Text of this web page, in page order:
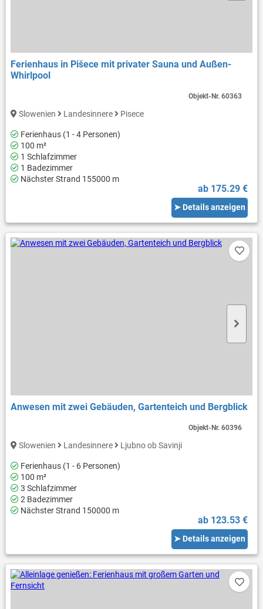
Ferienhaus in Pišece mit privater Sauna und Außen-
Whirlpool
Slowenien Landesinnere Pisece
Ferienhaus (1 - 4 Personen)
100 m²
1 Schlafzimmer
1 Badezimmer
Nächster Strand 155000 m
ab 175.29 €
➤ Details anzeigen
Objekt-Nr.60363
Anwesen mit zwei Gebäuden, Gartenteich und Bergblick
Slowenien Landesinnere Ljubno ob Savinji
Ferienhaus (1 - 6 Personen)
100 m²
3 Schlafzimmer
2 Badezimmer
Nächster Strand 150000 m
ab 123.53 €
➤ Details anzeigen
Objekt-Nr.60396